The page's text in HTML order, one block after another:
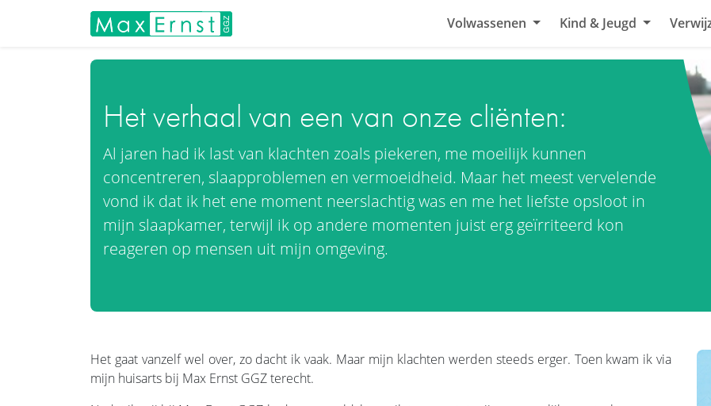
Volwassenen Kind & Jeugd
Het verhaal van een van onze cliënten:
Al jaren had ik last van klachten zoals piekeren, me moeilijk kunnen
concentreren, slaapproblemen en vermoeidheid. Maar het meest vervelende
vond ik dat ik het ene moment neerslachtig was en me het liefste opsloot in
mijn slaapkamer, terwijl ik op andere momenten juist erg geïrriteerd kon
reageren op mensen uit mijn omgeving.
Het gaat vanzelf wel over, zo dacht ik vaak. Maar mijn klachten werden steeds erger. Toen kwam ik via
mijn huisarts bij Max Ernst GGZ terecht.